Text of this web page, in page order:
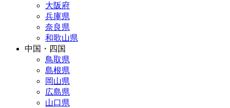
大阪府
兵庫県
奈良県
和歌山県
中国・四国
鳥取県
島根県
岡山県
広島県
山口県